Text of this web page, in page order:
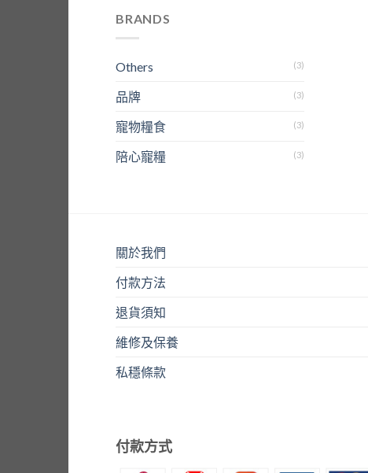
BRANDS
Others (3)
品牌 (3)
寵物糧食 (3)
陪心寵糧 (3)
關於我們
付款方法
退貨須知
維修及保養
私穩條款
付款方式